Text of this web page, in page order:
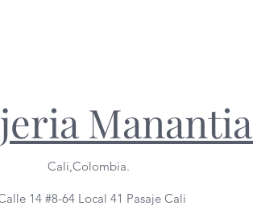
Cali,Colombia.
14 #8-64 Local 41 Pasaje Cali